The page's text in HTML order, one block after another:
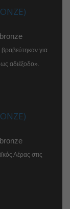
για
αδιέξοδο».
Αέρας στις